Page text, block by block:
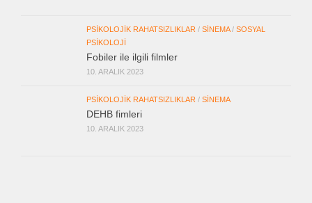
PSIKOLOJIK RAHATSIZLIKLAR / SINEMA/ SOSYAL
PSIKOLOJI
Fobiler ile ilgili filmler
10. ARALIK 2023
PSIKOLOJIK RAHATSIZLIKLAR / SINEMA
DEHB fimleri
10. ARALIK 2023